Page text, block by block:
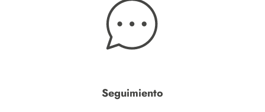
Seguimiento